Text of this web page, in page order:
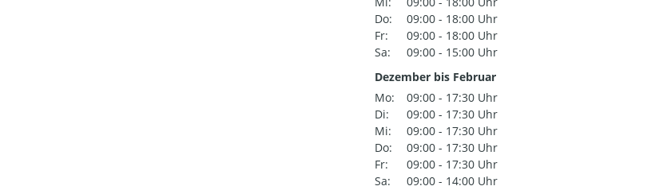
Do:
09:00 - 18:00 Uhr
Fr:
09:00 - 18:00 Uhr
Sa:
09:00 - 15:00 Uhr
Dezember bis Februar
Mo:
09:00 - 17:30 Uhr
Di:
09:00 - 17:30 Uhr
Mi:
09:00 - 17:30 Uhr
Do:
09:00 - 17:30 Uhr
Fr:
09:00 - 17:30 Uhr
Sa:
09:00 - 14:00 Uhr